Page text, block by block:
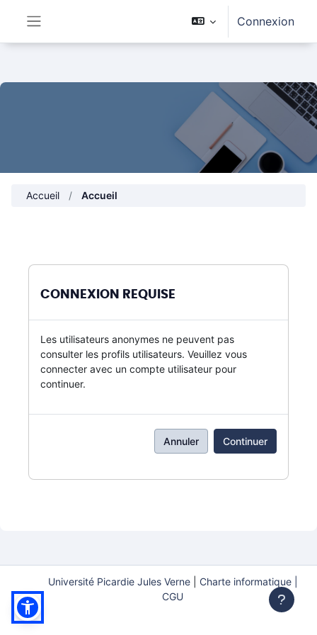
Connexion
Accueil Accueil
CONNEXION REQUISE
Les utilisateurs anonymes ne peuvent pas
consulter les profils utilisateurs. Veuillez vous
connecter avec un compte utilisateur pour
continuer.
Annuler Continuer
Université Picardie Jules Verne|
Charte informatique |
CGU